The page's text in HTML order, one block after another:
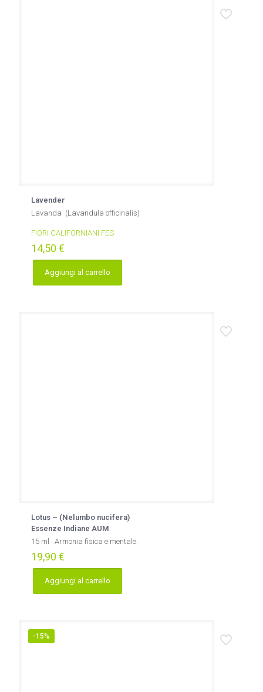
Lavender
Lavanda (Lavandula officinalis)
FIORI CALIFORNIANI FES
14,50 €
Aggiungi al carrello
Lotus – (Nelumbo nucifera)
Essenze Indiane AUM
15 ml Armonia fisica e mentale.
19,90 €
Aggiungi al carrello
-15%